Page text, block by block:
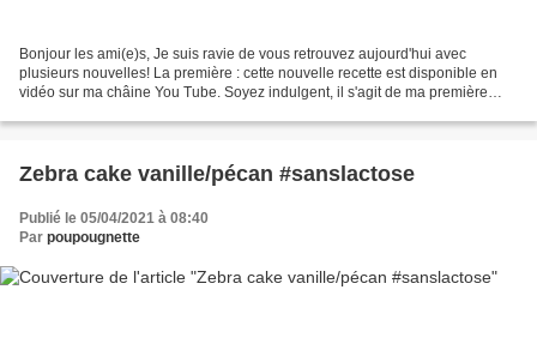
Bonjour les ami(e)s, Je suis ravie de vous retrouvez aujourd'hui avec
plusieurs nouvelles! La première : cette nouvelle recette est disponible en
vidéo sur ma châine You Tube. Soyez indulgent, il s'agit de ma première
Zebra cake vanille/pécan #sanslactose
Publié le 05/04/2021 à 08:40
Par poupougnette